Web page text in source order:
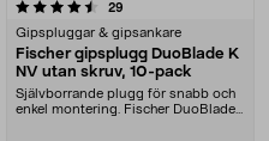
29
Gipspluggar & gipsankare
Fischer gipsplugg DuoBlade K
NV utan skruv, 10-pack
Självborrande plugg för snabb och
enkel montering. Fischer DuoBlade